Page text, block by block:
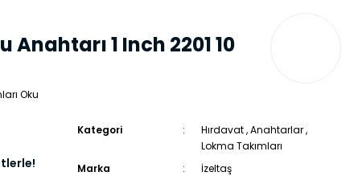
Anahtarı 1 Inch 2201 10
Oku
Kategori Hırdavat,Anahtarlar,
Lokma Takımları
Marka
İzeltaş